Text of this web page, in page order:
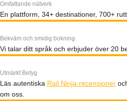
Omfattande nätverk
En plattform, 34+ destinationer, 700+
Bekväm och smidig bokning
Vi talar ditt språk och erbjuder över 20
Utmärkt Betyg
Läs autentiska Rail Ninja-recensioner
om oss.